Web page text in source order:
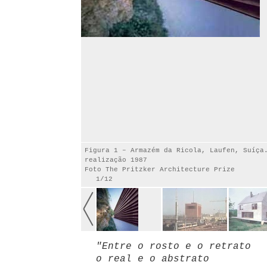
Figura 1 – Armazém da Ricola, Laufen,
realização 1987
Foto The Pritzker Architecture Prize
1/12
"Entre o rosto e o retrato
o real e o abstrato